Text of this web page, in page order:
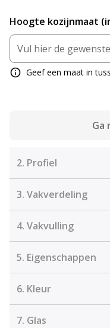
Hoogte kozijnmaat
Geef een maat in
Ga
2. Profiel
3. Vakverdeling
4. Vakvulling
5. Eigenschappen
6. Kleur
7. Glas